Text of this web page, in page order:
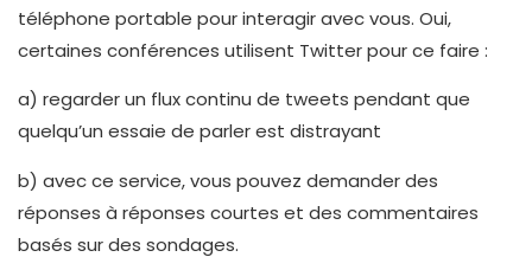
téléphone portable pour interagir avec vous. Oui,
certaines conférences utilisent Twitter pour ce faire :
a) regarder un flux continu de tweets pendant que
quelqu’un essaie de parler est distrayant
b) avec ce service, vous pouvez demander des
réponses à réponses courtes et des commentaires
basés sur des sondages.